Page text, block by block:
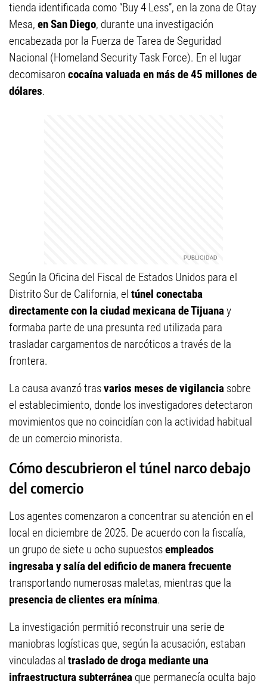
tienda identificada como “Buy 4 Less”, en la zona de Otay
Mesa, en San Diego, durante una investigación
encabezada por la Fuerza de Tarea de Seguridad
Nacional (Homeland Security Task Force). En el lugar
decomisaron cocaína valuada en más de 45 millones de
dólares.
Según la Oficina del Fiscal de Estados Unidos para el
Distrito Sur de California, el túnel conectaba
directamente con la ciudad mexicana de Tijuanay
formaba parte de una presunta red utilizada para
trasladar cargamentos de narcóticos a través de la
frontera.
La causa avanzó trasvarios meses de vigilancia sobre
el establecimiento, donde los investigadores detectaron
movimientos que no coincidían con la actividad habitual
de un comercio minorista.
Cómo descubrieron el túnel narco debajo
del comercio
Los agentes comenzaron a concentrar su atención en el
local en diciembre de 2025. De acuerdo con la fiscalía,
un grupo de siete u ocho supuestosempleados
ingresaba y salía del edificio de manera frecuente
transportando numerosas maletas, mientras que la
presencia de clientes era mínima.
La investigación permitió reconstruir una serie de
maniobras logísticas que, según la acusación, estaban
vinculadas al traslado de droga mediante una
infraestructura subterránea que permanecía oculta bajo